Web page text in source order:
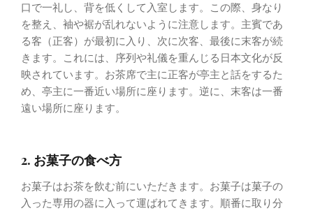
口で一礼し、背を低くして入室します。この際、身なり
を整え、袖や裾が乱れないように注意します。主賓であ
る客（正客）が最初に入り、次に次客、最後に末客が続
きます。これには、序列や礼儀を重んじる日本文化が反
映されています。お茶席で主に正客が亭主と話をするた
め、亭主に一番近い場所に座ります。逆に、末客は一番
遠い場所に座ります。
2. お菓子の食べ方
お菓子はお茶を飲む前にいただきます。お菓子は菓子の
入った専用の器に入って運ばれてきます。順番に取り分